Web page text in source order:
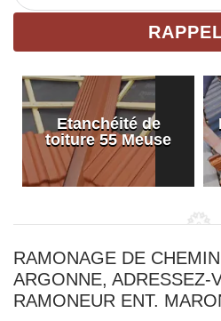
Etanchéité de
toiture 55 Meuse
RAMONAGE DE
ARGONNE, ADRESSEZ-
RAMONEUR ENT.